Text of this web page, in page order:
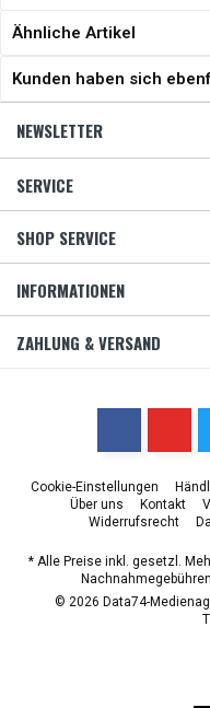
Ähnliche Artikel
Kunden haben sich
NEWSLETTER
SERVICE
SHOP SERVICE
INFORMATIONEN
ZAHLUNG & VERSAND
Cookie-Einstellungen
Über uns
Kontakt
Widerrufsrecht
* Alle Preise inkl. gesetzl.
© 2026 Data74-